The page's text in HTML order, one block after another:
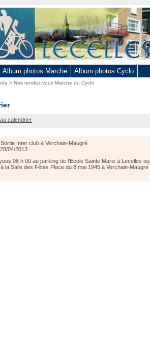
Album photos Marche Album photos Cyclo
>Nos rendez-vous Marche ou Cyclo
calendrier
Sortie Inter club à Verchain-Maugré
28/04/2013
08 h 00 au parking de l’Ecole Sainte Marie à Lecelles ou
la Salle des Fêtes Place du 8 mai 1945 à Verchain-Maugré